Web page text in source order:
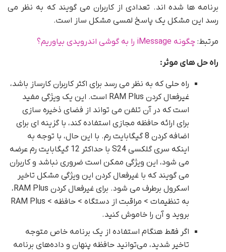
برنامه ها شده اند. تعدادی از کاربران می گویند که به نظر می
رسد این مشکل یک پاسخ لمسی مشکل ساز است.
مرتبط: چگونه iMessage را به گوشی اندرویدی بیاوریم؟
راه حل های موثر:
راه حلی که به نظر می رسد برای اکثر کاربران کارساز باشد،
غیرفعال کردن RAM Plus است. این یک ویژگی مفید
است که در آن تلفن می تواند از فضای ذخیره سازی
برای ارائه حافظه مجازی استفاده کند، با گزینه ای برای
اضافه کردن 8 گیگابایت رم. با این حال، با توجه به
اینکه سری گلکسی S24 با حداکثر 12 گیگابایت رم عرضه
می شود، این ویژگی ممکن است ضروری نباشد و کاربران
می گویند که با غیرفعال کردن این ویژگی مشکل تاخیر
اسکرول برطرف می شود. برای غیرفعال کردن RAM Plus،
به تنظیمات > مراقبت از دستگاه > حافظه > RAM Plus
بروید و آن را خاموش کنید.
اگر فقط هنگام استفاده از یک برنامه خاص متوجه
تاخیر شدید، می‌توانید حافظه پنهان و داده‌های برنامه